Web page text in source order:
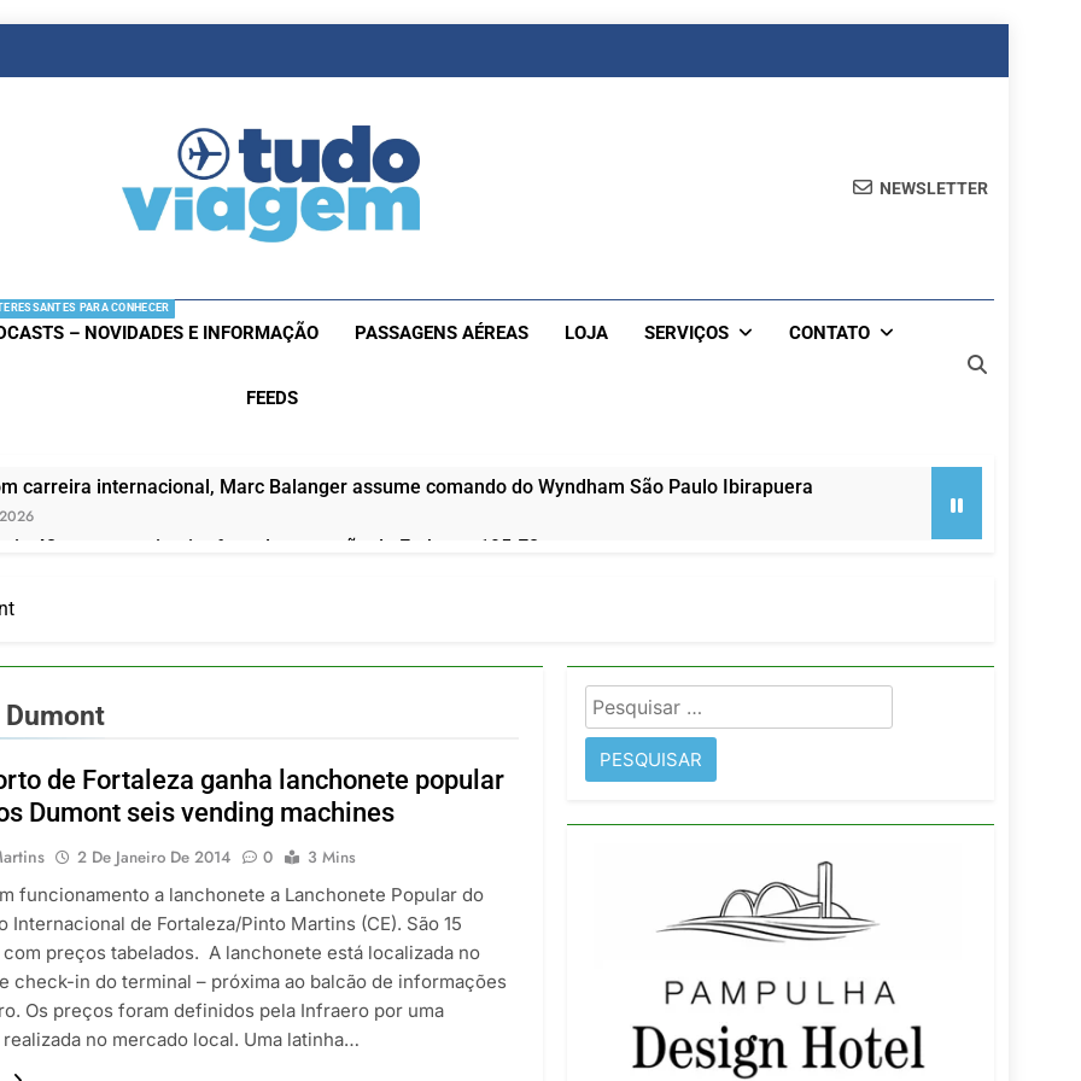
NEWSLETTER
PARA CONHECER
– NOVIDADES E INFORMAÇÃO PASSAGENS AÉREAS LOJA SERVIÇOS CONTATO
FEEDS
carreira internacional, Marc Balanger assume comando do Wyndham São Paulo Ibirapuera
42 rotas na primeira fase de operação do Embraer 195-E2
diretos entre Porto Alegre e Montevidéu em dezembro
Catarinense: Região do Salto Caveiras atrai novos investimentos e fortalece infraestrutura
em Um Só Lugar: Descubra as Atrações do Parque Mini-Europe
Atomium: História, Ciência e a Melhor Vista de Bruxelas
2026
de Fortaleza ganha lanchonete popular
Dumont seis vending machines
2 De Janeiro De 2014 0
3 Mins
funcionamento a lanchonete a Lanchonete Popular do
Internacional de Fortaleza/Pinto Martins (CE). São 15
preços tabelados. A lanchonete está localizada no
check-in do terminal – próxima ao balcão de informações
Os preços foram definidos pela Infraero por uma
no mercado local. Uma latinha…
Pesquisar
por: